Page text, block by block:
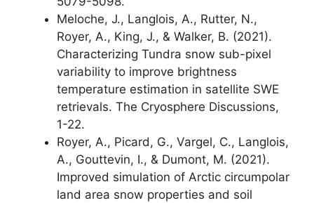
Meloche, J., Langlois, A., Rutter, N.,
Royer, A., King, J., & Walker, B. (2021).
Characterizing Tundra snow sub-pixel
variability to improve brightness
temperature estimation in satellite SWE
retrievals. The Cryosphere Discussions,
1-22.
Royer, A., Picard, G., Vargel, C., Langlois,
A., Gouttevin, I., & Dumont, M. (2021).
Improved simulation of Arctic circumpolar
land area snow properties and soil